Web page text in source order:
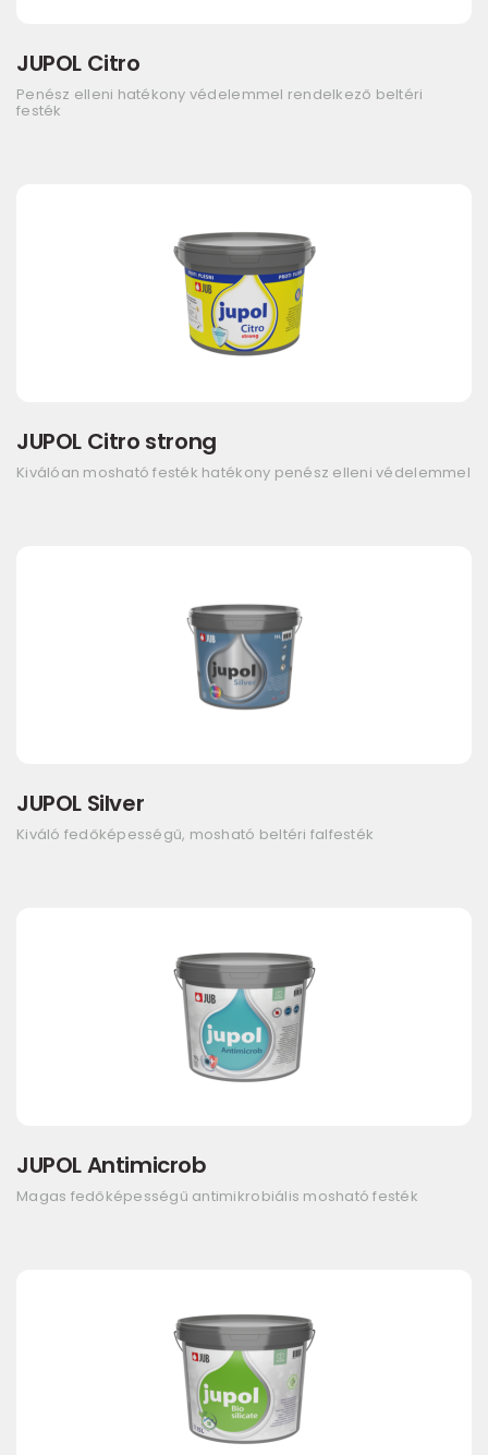
JUPOL Citro
Penész elleni hatékony védelemmel rendelkező beltéri
festék
JUPOL Citro strong
Kiválóan mosható festék hatékony penész elleni védelemmel
JUPOL Silver
Kiváló fedőképességű, mosható beltéri falfesték
JUPOL Antimicrob
Magas fedőképességű antimikrobiális mosható festék